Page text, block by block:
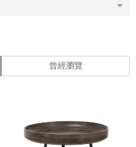
曾經瀏覽